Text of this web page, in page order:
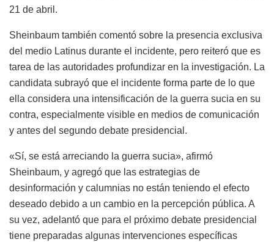
21 de abril.
Sheinbaum también comentó sobre la presencia exclusiva
del medio Latinus durante el incidente, pero reiteró que es
tarea de las autoridades profundizar en la investigación. La
candidata subrayó que el incidente forma parte de lo que
ella considera una intensificación de la guerra sucia en su
contra, especialmente visible en medios de comunicación
y antes del segundo debate presidencial.
«Sí, se está arreciando la guerra sucia», afirmó
Sheinbaum, y agregó que las estrategias de
desinformación y calumnias no están teniendo el efecto
deseado debido a un cambio en la percepción pública. A
su vez, adelantó que para el próximo debate presidencial
tiene preparadas algunas intervenciones específicas